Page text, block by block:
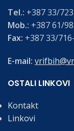
Tel.: +387 33/
Mob.: +387 61/
Fax: +387 33/
E-mail:
OSTALI LINKOVI
Kontakt
Linkovi